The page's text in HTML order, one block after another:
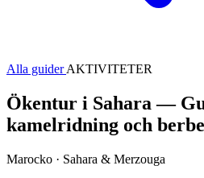
Alla guiderAKTIVITETER
Ökentur i Sahara —
kamelridning och
Marocko · Sahara & Merzouga